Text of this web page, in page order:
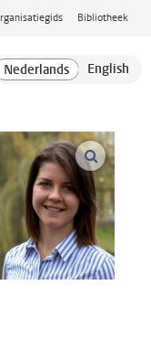
Bibliotheek
open